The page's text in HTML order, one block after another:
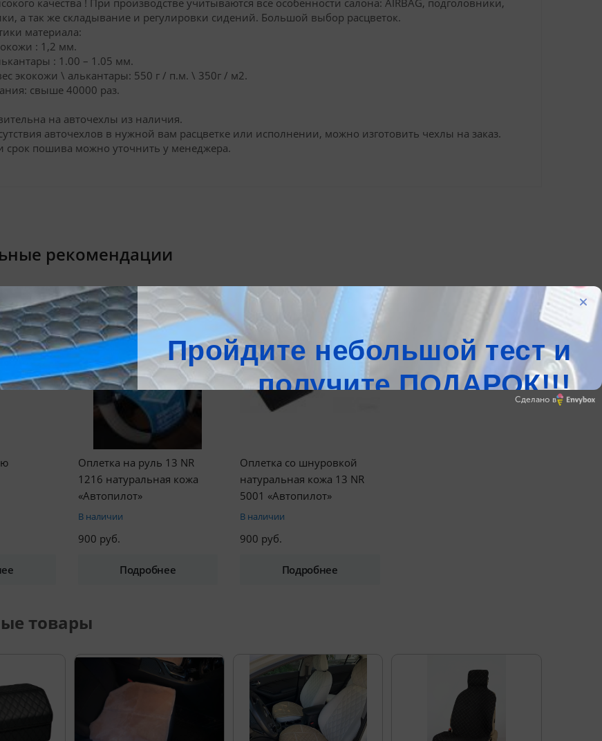
качества ! При производстве учитываются все особенности салона: AIRBAG, подголовники,
а так же складывание и регулировки сидений. Большой выбор расцветок.
материала:
: 1,2 мм.
: 1.00 – 1.05 мм.
экокожи \ алькантары: 550 г / п.м. \ 350г / м2.
свыше 40000 раз.
на авточехлы из наличия.
авточехлов в нужной вам расцветке или исполнении, можно изготовить чехлы на заказ.
срок пошива можно уточнить у менеджера.
рекомендации
Оплетка на руль 13 NR
1216 натуральная кожа
«Автопилот»
В наличии
900 руб.
Подробнее
Оплетка со шнуровкой
натуральная кожа 13 NR
5001 «Автопилот»
В наличии
900 руб.
Подробнее
товары
Сделано в